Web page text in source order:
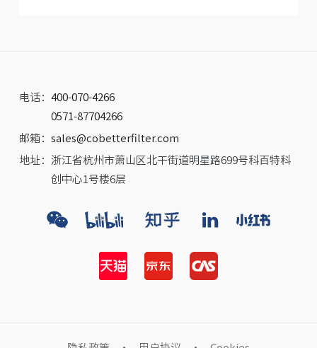
电话： 400-070-4266
0571-87704266
邮箱： sales@cobetterfilter.com
地址： 浙江省杭州市萧山区北干街道明星路699号科百特科
创中心1号楼6层